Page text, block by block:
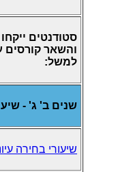
והשאר קורסים
למשל:
שנים ב' ג' -
שיעורי בחירה